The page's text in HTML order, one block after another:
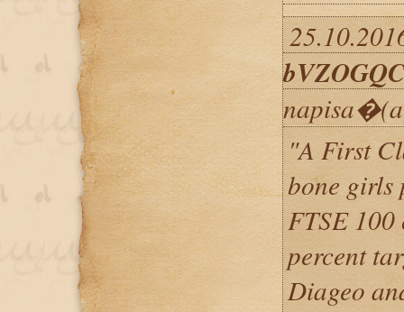
"A First
bone girls
FTSE 100
percent
Diageo